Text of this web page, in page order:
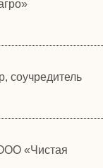
соучредитель
«Чистая